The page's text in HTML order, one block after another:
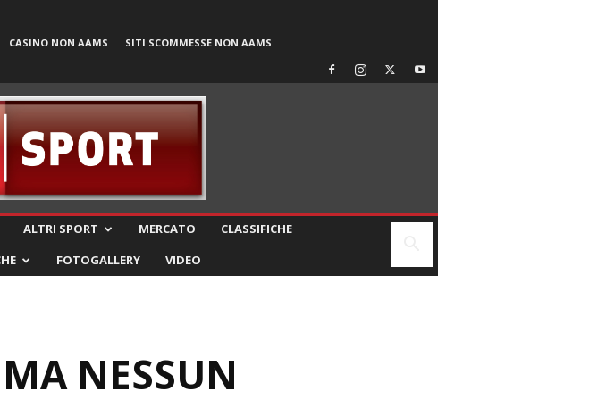
CASINO NON AAMS SITI SCOMMESSE NON AAMS
ALTRI SPORT MERCATO
CLASSIFICHE
FOTOGALLERY VIDEO
NESSUN